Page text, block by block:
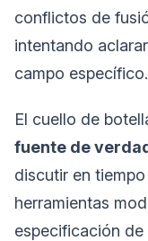
conflictos de
intentando
campo específico.
El cuello de
fuente de
discutir en
herramientas
especificación